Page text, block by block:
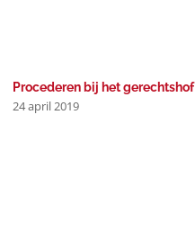
Procederen bij het gerechtshof
24 april 2019